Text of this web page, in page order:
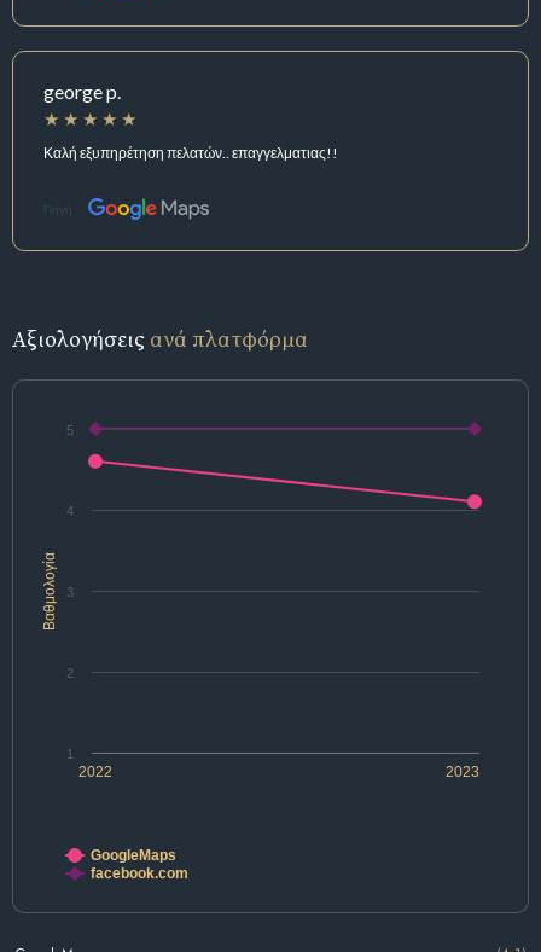
george p.
Καλή εξυπηρέτηση πελατών.. επαγγελματιας!!
Πηγή:
Αξιολογήσεις ανά πλατφόρμα
Βαθμολογία
2022 2023
1
2
3
4
5
GoogleMaps
facebook.com